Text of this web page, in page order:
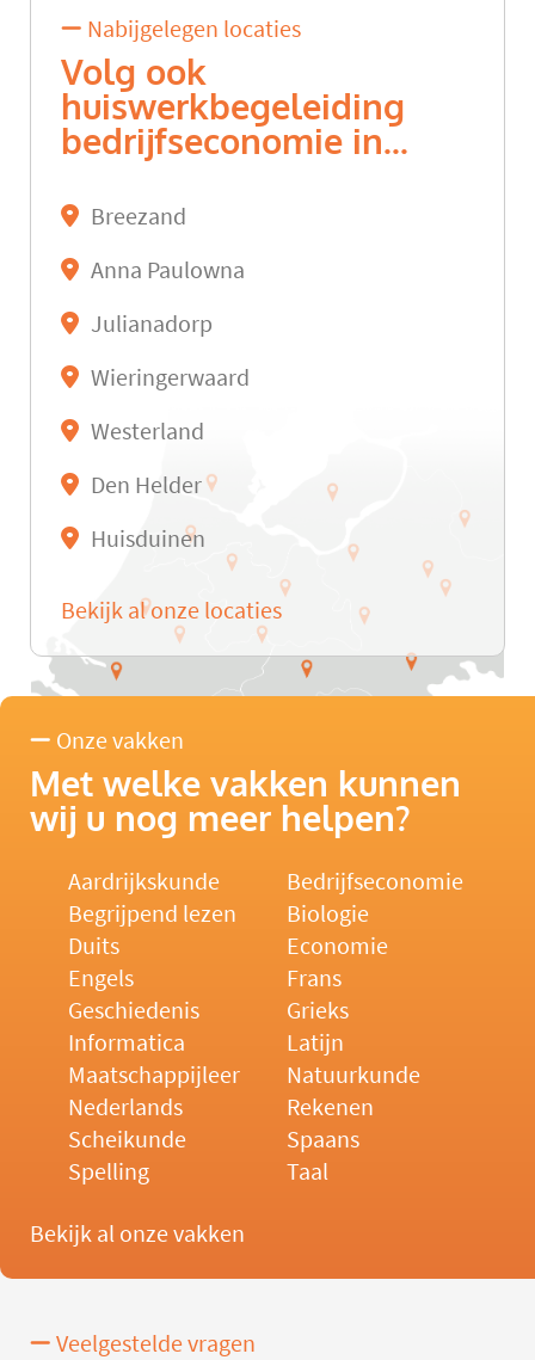
Nabijgelegen locaties
Volg ook
huiswerkbegeleiding
bedrijfseconomie in...
Breezand
Anna Paulowna
Julianadorp
Wieringerwaard
Westerland
Den Helder
Huisduinen
Bekijk al onze locaties
Onze vakken
Met welke vakken kunnen
wij u nog meer helpen?
Aardrijkskunde
Bedrijfseconomie
Begrijpend lezen
Biologie
Duits
Economie
Engels
Frans
Geschiedenis
Grieks
Informatica
Latijn
Maatschappijleer
Natuurkunde
Nederlands
Rekenen
Scheikunde
Spaans
Spelling
Taal
Bekijk al onze vakken
Veelgestelde vragen